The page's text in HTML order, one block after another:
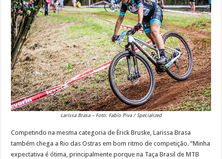
Larissa Brasa – Foto: Fabio Piva / Specialized
Competindo na mesma categoria de Érick Bruske, Larissa Brasa
também chega a Rio das Ostras em bom ritmo de competição. “Minha
expectativa é ótima, principalmente porque na Taça Brasil de MTB